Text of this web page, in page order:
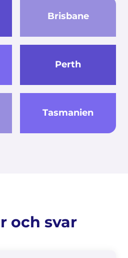
Brisbane
Perth
Tasmanien
och svar